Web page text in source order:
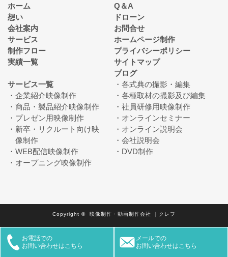
お電話での
お問い合わせはこちら
メールでの
お問い合わせはこちら
ホーム
想い
会社案内
サービス
制作フロー
実績一覧
Q＆A
ドローン
お問合せ
ホームページ制作
プライバシーポリシー
サイトマップ
ブログ
サービス一覧
企業紹介映像制作
商品・製品紹介映像制作
プレゼン用映像制作
新卒・リクルート向け映
像制作
WEB配信映像制作
オープニング映像制作
各式典の撮影・編集
各種取材の撮影及び編集
社員研修用映像制作
オンラインセミナー
オンライン説明会
会社説明会
DVD制作
Copyright © 映像制作・動画制作会社 ｜クレフ